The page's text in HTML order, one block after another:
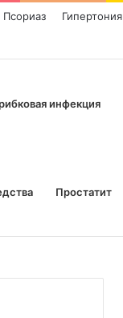
Псориаз Гипертония
инфекция
Простатит